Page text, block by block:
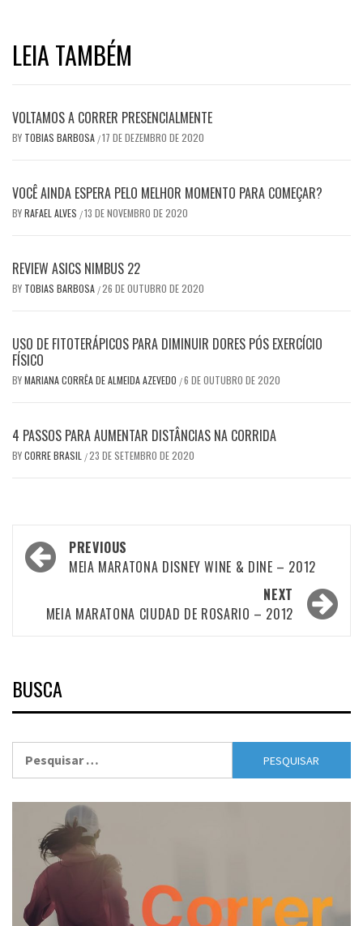
LEIA TAMBÉM
VOLTAMOS A CORRER PRESENCIALMENTE
BY TOBIAS BARBOSA /17 DE DEZEMBRO DE 2020
VOCÊ AINDA ESPERA PELO MELHOR MOMENTO PARA COMEÇAR?
BYRAFAEL ALVES /13 DE NOVEMBRO DE 2020
REVIEW ASICS NIMBUS 22
BY TOBIAS BARBOSA /26 DE OUTUBRO DE 2020
USO DE FITOTERÁPICOS PARA DIMINUIR DORES PÓS EXERCÍCIO
FÍSICO
BYMARIANA CORRÊA DE ALMEIDA AZEVEDO /6 DE OUTUBRO DE 2020
4 PASSOS PARA AUMENTAR DISTÂNCIAS NA CORRIDA
BYCORRE BRASIL /23 DE SETEMBRO DE 2020
Post
navigation
PREVIOUS
MEIA MARATONA DISNEY WINE & DINE – 2012
NEXT
MEIA MARATONA CIUDAD DE ROSARIO – 2012
BUSCA